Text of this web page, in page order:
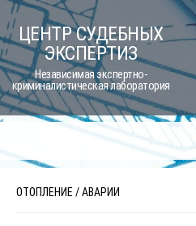
Skip
to
content
ЦЕНТР СУДЕБНЫХ
ЭКСПЕРТИЗ
Независимая экспертно-
криминалистическая лаборатория
ОТОПЛЕНИЕ/АВАРИИ